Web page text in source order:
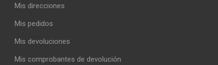
Mis direcciones
Mis pedidos
Mis devoluciones
Mis comprobantes de devolución